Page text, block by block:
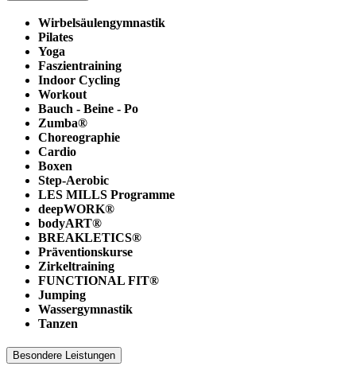
Wirbelsäulengymnastik
Pilates
Yoga
Faszientraining
Indoor Cycling
Workout
Bauch - Beine - Po
Zumba®
Choreographie
Cardio
Boxen
Step-Aerobic
LES MILLS Programme
deepWORK®
bodyART®
BREAKLETICS®
Präventionskurse
Zirkeltraining
FUNCTIONAL FIT®
Jumping
Wassergymnastik
Tanzen
Besondere Leistungen